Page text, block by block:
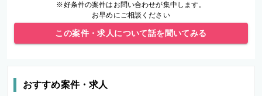
※好条件の案件はお問い合わせが集中します。
お早めにご相談ください
この案件・求人について話を聞いてみる
おすすめ案件・求人